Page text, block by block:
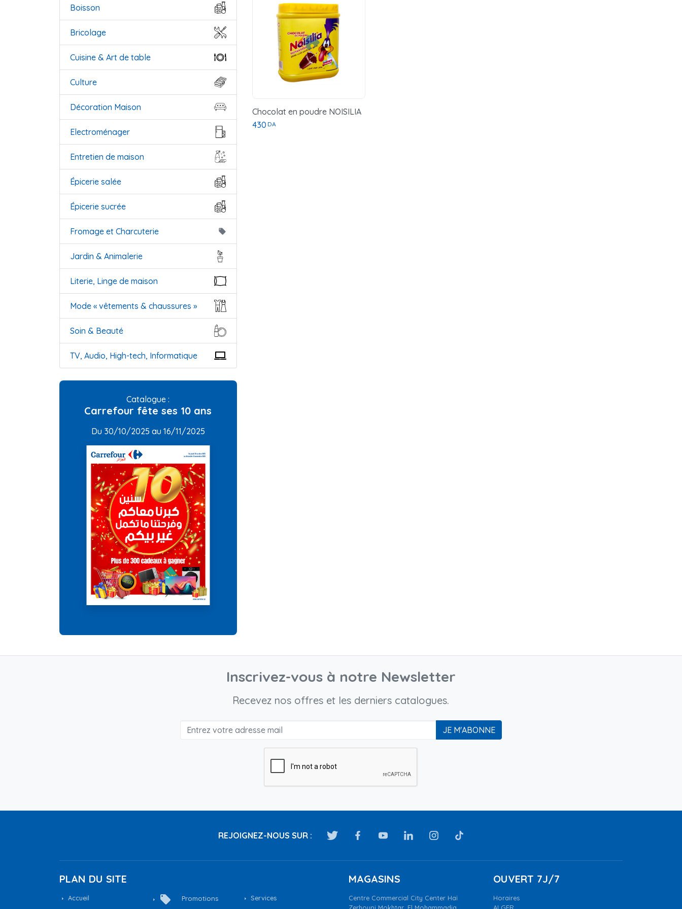
Boisson
Bricolage
Cuisine & Art de table
Culture
Décoration Maison
Electroménager
Entretien de maison
Épicerie salée
Épicerie sucrée
Fromage et Charcuterie local_offer
Jardin & Animalerie
Literie, Linge de maison
Mode « vêtements & chaussures »
Soin & Beauté
TV, Audio, High-tech, Informatique
Catalogue :
Carrefour fête ses 10 ans
Du 30/10/2025 au 16/11/2025
Chocolat en poudre NOISILIA
430 DA
Inscrivez-vous à notre Newsletter
Recevez nos offres et les derniers catalogues.
JE M'ABONNE
REJOIGNEZ-NOUS SUR :
PLAN DU SITE
Accueil local_offer Promotions
Services
MAGASINS
Centre Commercial City Center Haï
OUVERT 7J/7
Horaires